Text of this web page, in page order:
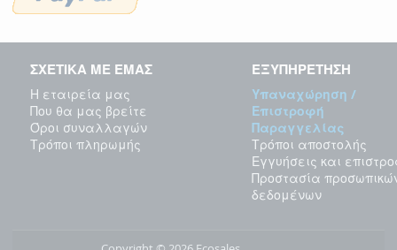
ΣΧΕΤΙΚΑ ΜΕ ΕΜΑΣ
Η εταιρεία μας
Που θα μας βρείτε
Όροι συναλλαγών
Τρόποι πληρωμής
ΕΞΥΠΗΡΕΤΗΣΗ
Υπαναχώρηση /
Επιστροφή
Παραγγελίας
Τρόποι αποστολής
Εγγυήσεις και
Προστασία
δεδομένων